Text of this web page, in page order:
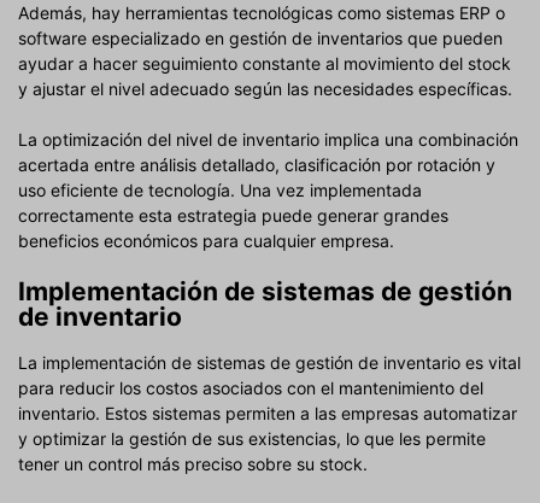
Además, hay herramientas tecnológicas como sistemas ERP o
software especializado en gestión de inventarios que pueden
ayudar a hacer seguimiento constante al movimiento del stock
y ajustar el nivel adecuado según las necesidades específicas.
La optimización del nivel de inventario implica una combinación
acertada entre análisis detallado, clasificación por rotación y
uso eficiente de tecnología. Una vez implementada
correctamente esta estrategia puede generar grandes
beneficios económicos para cualquier empresa.
Implementación de sistemas de gestión
de inventario
La implementación de sistemas de gestión de inventario es vital
para reducir los costos asociados con el mantenimiento del
inventario. Estos sistemas permiten a las empresas automatizar
y optimizar la gestión de sus existencias, lo que les permite
tener un control más preciso sobre su stock.